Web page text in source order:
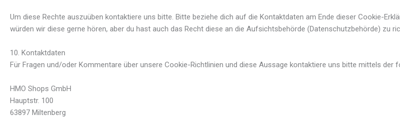
Um diese Rechte auszuüben kontaktiere uns bitte. Bitte beziehe dich auf die Kontaktdaten am Ende dieser Cookie-
würden wir diese gerne hören, aber du hast auch das Recht diese an die Aufsichtsbehörde (Datenschutzbehörde) zu
10. Kontaktdaten
Für Fragen und/oder Kommentare über unsere Cookie-Richtlinien und diese Aussage kontaktiere uns bitte mittels der
HMO Shops GmbH
Hauptstr. 100
63897 Miltenberg